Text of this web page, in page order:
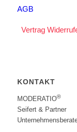
AGB
Vertrag
KONTAKT
MODERATIO®
Seifert & Partner